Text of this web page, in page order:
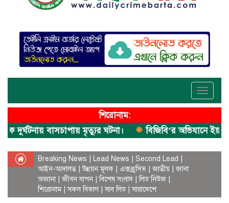
Toggle
শিরোনাম:
বাসচাপায় মৃত্যুর ঘটনা।
বিজিবি’র অভিযানে ইয়াবা
Breaking News Lead News Second Lead
আইন-আদালত |উন্নয়ন মূলক এক্সক্লুসিভ |জাতীয় |জানা
অজানা|জীবন যাপন |বিশেষ সংবাদ|লিড নিউজ
শিরোনাম|সকল বিভাগ|সাব লিড|সারাদেশে